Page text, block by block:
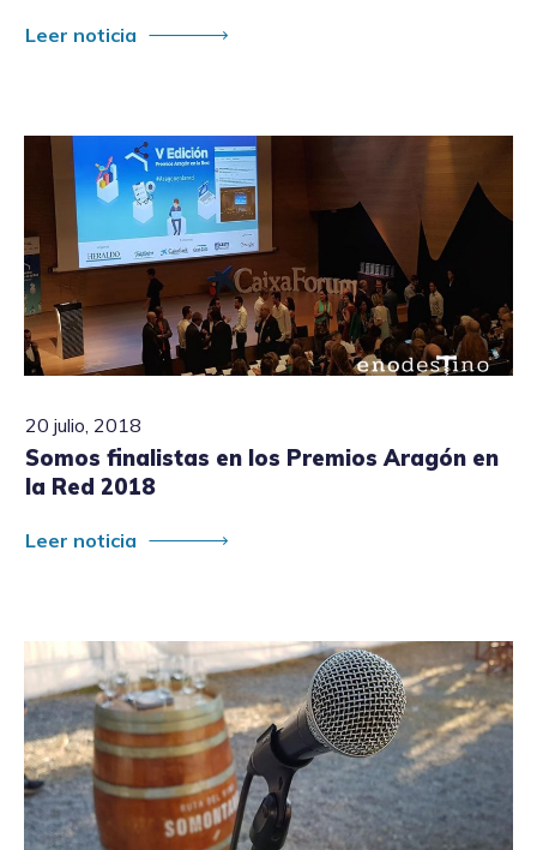
Leer noticia
20 julio, 2018
Somos finalistas en los Premios Aragón en
la Red 2018
Leer noticia